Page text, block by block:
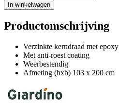
In winkelwagen
Productomschrijving
Verzinkte kerndraad met epoxy
Met anti-roest coating
Weerbestendig
Afmeting (hxb) 103 x 200 cm